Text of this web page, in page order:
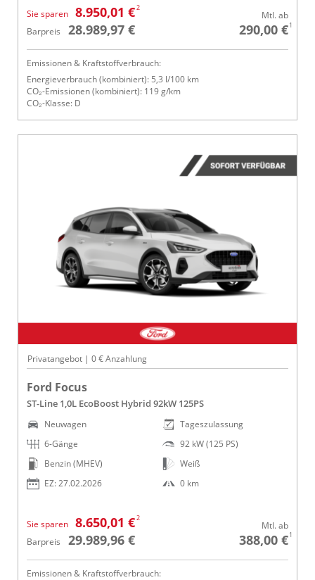
Sie sparen 8.950,01 €2
Barpreis 28.989,97 €
Mtl. ab
290,00 €1
Emissionen & Kraftstoffverbrauch:
Energieverbrauch (kombiniert): 5,3 l/100 km
CO₂-Emissionen (kombiniert): 119 g/km
CO₂-Klasse: D
Privatangebot | 0 € Anzahlung
Ford Focus
ST-Line 1,0L EcoBoost Hybrid 92kW 125PS
Neuwagen
6-Gänge
Benzin (MHEV)
EZ: 27.02.2026
Tageszulassung
92 kW (125 PS)
Weiß
0 km
Sie sparen 8.650,01 €2
Barpreis 29.989,96 €
Mtl. ab
388,00 €1
Emissionen & Kraftstoffverbrauch: